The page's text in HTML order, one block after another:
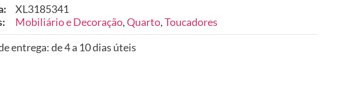
XL3185341
Mobiliário e Decoração,Quarto,Toucadores
entrega: de 4 a 10 dias úteis